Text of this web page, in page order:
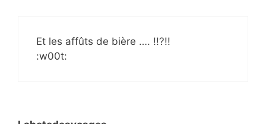
Et les affûts de bière …. !!?!!
:w00t: